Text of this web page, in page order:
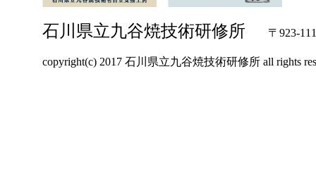
石川県立九谷焼技術研修所 〒923-1111
copyright(c) 2017 石川県立九谷焼技術研修所 all rights